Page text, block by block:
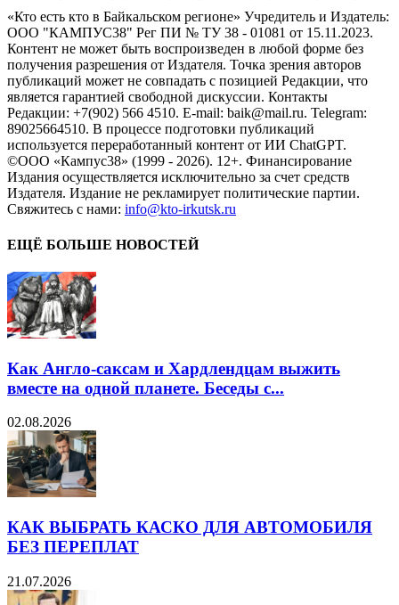
«Кто есть кто в Байкальском регионе» Учредитель и Издатель:
ООО "КАМПУС38" Рег ПИ № ТУ 38 - 01081 от 15.11.2023.
Контент не может быть воспроизведен в любой форме без
получения разрешения от Издателя. Точка зрения авторов
публикаций может не совпадать с позицией Редакции, что
является гарантией свободной дискуссии. Контакты
Редакции: +7(902) 566 4510. E-mail: baik@mail.ru. Telegram:
89025664510. В процессе подготовки публикаций
используется переработанный контент от ИИ ChatGPT.
©ООО «Кампус38» (1999 - 2026). 12+. Финансирование
Издания осуществляется исключительно за счет средств
Издателя. Издание не рекламирует политические партии.
Свяжитесь с нами: info@kto-irkutsk.ru
ЕЩЁ БОЛЬШЕ НОВОСТЕЙ
Как Англо-саксам и Хардлендцам выжить
вместе на одной планете. Беседы с...
02.08.2026
КАК ВЫБРАТЬ КАСКО ДЛЯ АВТОМОБИЛЯ
БЕЗ ПЕРЕПЛАТ
21.07.2026